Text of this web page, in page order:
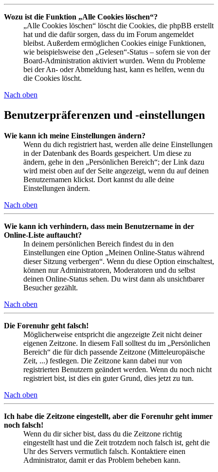
Wozu ist die Funktion „Alle Cookies löschen“?
„Alle Cookies löschen“ löscht die Cookies, die phpBB erstellt
hat und die dafür sorgen, dass du im Forum angemeldet
bleibst. Außerdem ermöglichen Cookies einige Funktionen,
wie beispielsweise den „Gelesen“-Status – sofern sie von der
Board-Administration aktiviert wurden. Wenn du Probleme
bei der An- oder Abmeldung hast, kann es helfen, wenn du
die Cookies löscht.
Nach oben
Benutzerpräferenzen und -einstellungen
Wie kann ich meine Einstellungen ändern?
Wenn du dich registriert hast, werden alle deine Einstellungen
in der Datenbank des Boards gespeichert. Um diese zu
ändern, gehe in den „Persönlichen Bereich“; der Link dazu
wird meist oben auf der Seite angezeigt, wenn du auf deinen
Benutzernamen klickst. Dort kannst du alle deine
Einstellungen ändern.
Nach oben
Wie kann ich verhindern, dass mein Benutzername in der
Online-Liste auftaucht?
In deinem persönlichen Bereich findest du in den
Einstellungen eine Option „Meinen Online-Status während
dieser Sitzung verbergen“. Wenn du diese Option einschaltest,
können nur Administratoren, Moderatoren und du selbst
deinen Online-Status sehen. Du wirst dann als unsichtbarer
Besucher gezählt.
Nach oben
Die Forenuhr geht falsch!
Möglicherweise entspricht die angezeigte Zeit nicht deiner
eigenen Zeitzone. In diesem Fall solltest du im „Persönlichen
Bereich“ die für dich passende Zeitzone (Mitteleuropäische
Zeit, ...) festlegen. Die Zeitzone kann dabei nur von
registrierten Benutzern geändert werden. Wenn du noch nicht
registriert bist, ist dies ein guter Grund, dies jetzt zu tun.
Nach oben
Ich habe die Zeitzone eingestellt, aber die Forenuhr geht immer
noch falsch!
Wenn du dir sicher bist, dass du die Zeitzone richtig
eingestellt hast und die Zeit trotzdem noch falsch ist, geht die
Uhr des Servers vermutlich falsch. Kontaktiere einen
Administrator, damit er das Problem beheben kann.